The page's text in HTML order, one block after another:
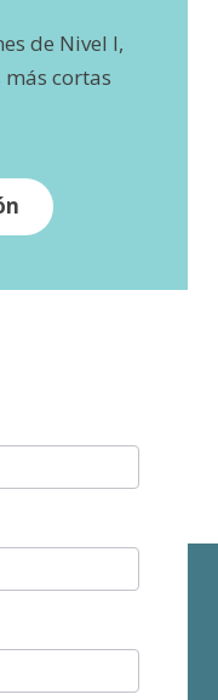
de Nivel I,
cortas